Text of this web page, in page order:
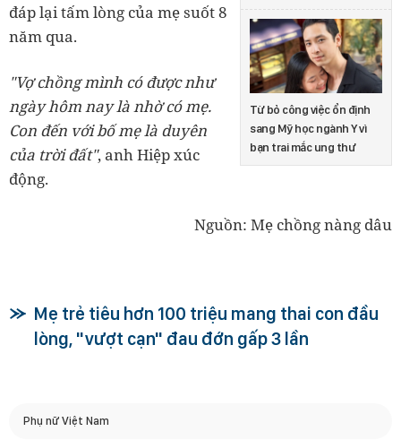
Từ bỏ công việc ổn định
sang Mỹ học ngành Y vì
bạn trai mắc ung thư
đáp lại tấm lòng của mẹ suốt 8
năm qua.
"Vợ chồng mình có được như
ngày hôm nay là nhờ có mẹ.
Con đến với bố mẹ là duyên
của trời đất", anh Hiệp xúc
động.
Nguồn: Mẹ chồng nàng dâu
Mẹ trẻ tiêu hơn 100 triệu mang thai con đầu
lòng, "vượt cạn" đau đớn gấp 3 lần
Phụ nữ Việt Nam